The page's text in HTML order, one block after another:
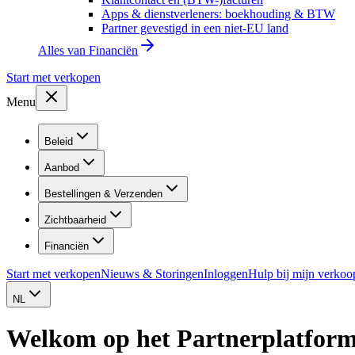
Apps & dienstverleners: boekhouding & BTW
Partner gevestigd in een niet-EU land
Alles van Financiën
Start met verkopen
Menu
Beleid
Aanbod
Bestellingen & Verzenden
Zichtbaarheid
Financiën
Start met verkopenNieuws & StoringenInloggenHulp bij mijn
NL
Welkom op het